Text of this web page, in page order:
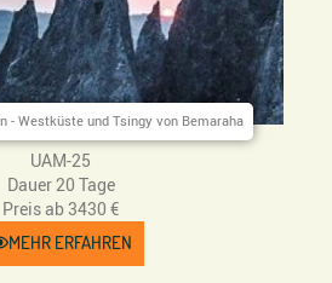
- Westküste und Tsingy von Bemaraha
UAM-25
Dauer 20 Tage
Preis ab 3430 €
MEHR ERFAHREN